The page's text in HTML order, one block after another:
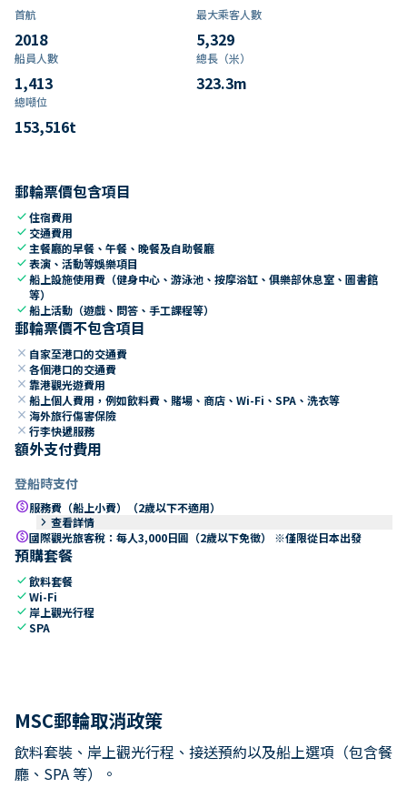
首航
2018
最大乘客人數
5,329
船員人數
1,413
總長（米）
323.3m
總噸位
153,516t
郵輪票價包含項目
check住宿費用
check 交通費用
check 主餐廳的早餐、午餐、晚餐及自助餐廳
check表演、活動等娛樂項目
check船上設施使用費（健身中心、游泳池、按摩浴缸、俱樂部休息室、圖書館
等）
check船上活動（遊戲、問答、手工課程等）
郵輪票價不包含項目
close 自家至港口的交通費
close 各個港口的交通費
close 靠港觀光遊費用
close 船上個人費用，例如飲料費、賭場、商店、Wi-Fi、SPA、洗衣等
close 海外旅行傷害保險
close 行李快遞服務
額外支付費用
登船時支付
paid服務費（船上小費）（2歲以下不適用）
keyboard_arrow_right 查看詳情
paid國際觀光旅客稅：每人3,000日圓（2歲以下免徵） ※僅限從日本出發
預購套餐
check飲料套餐
checkWi-Fi
check 岸上觀光行程
checkSPA
MSC郵輪取消政策
飲料套裝、岸上觀光行程、接送預約以及船上選項（包含餐
廳、SPA 等）。